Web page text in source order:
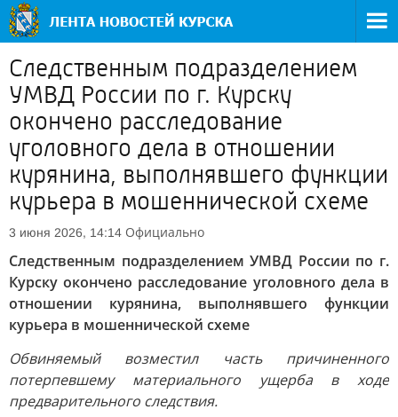
Следственным подразделением
УМВД России по г. Курску
окончено расследование
уголовного дела в отношении
курянина, выполнявшего функции
курьера в мошеннической схеме
3 июня 2026, 14:14 Официально
Следственным подразделением УМВД России по г.
Курску окончено расследование уголовного дела в
отношении курянина, выполнявшего функции
курьера в мошеннической схеме
Обвиняемый возместил часть причиненного
потерпевшему материального ущерба в ходе
предварительного следствия.